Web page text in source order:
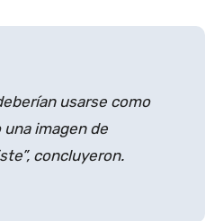
usarse como
imagen de
concluyeron.